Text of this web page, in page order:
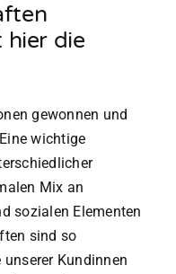
hier die
gewonnen und
wichtige
Mix an
sozialen Elementen
sind so
Kundinnen